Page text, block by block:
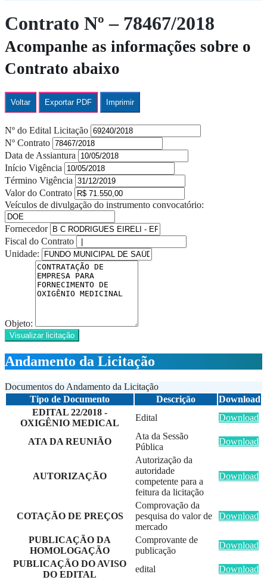
Contrato Nº – 78467/2018
Acompanhe as informações sobre o
Contrato abaixo
Voltar Exportar PDF Imprimir
Nº do Edital Licitação
Nº Contrato
Data de Assiantura
Início Vigência
Término Vigência
Valor do Contrato
Veículos de divulgação do instrumento convocatório:
Fornecedor
Fiscal do Contrato
Unidade:
Objeto:
Visualizar licitação
Andamento da Licitação
Documentos do Andamento da Licitação
Tipo de Documento
Descrição
Download
EDITAL 22/2018 -
OXIGÊNIO MEDICAL
Edital Download
ATA DA REUNIÃO
Ata da Sessão
Pública
Download
AUTORIZAÇÃO
Autorização da
autoridade
competente para a
feitura da licitação
Download
COTAÇÃO DE PREÇOS
Comprovação da
pesquisa do valor de
mercado
Download
PUBLICAÇÃO DA
HOMOLOGAÇÃO
Comprovante de
publicação
Download
PUBLICAÇÃO DO AVISO
DO EDITAL
edital Download